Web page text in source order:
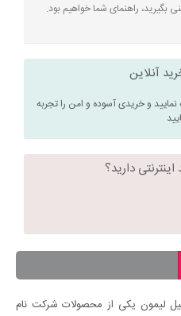
بگیرید، راهنمای شما خواهیم بود.
آنلاین
و خریدی آسوده و امن را تجربه
دارید؟
مستطیل لیمون یکی از محصولات شرکت نام